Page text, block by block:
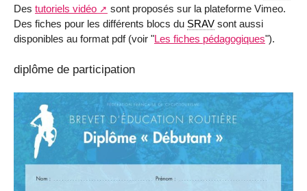
Des tutoriels vidéo
sont proposés sur la plateforme Vimeo.
Des fiches pour les différents blocs du SRAV sont aussi
disponibles au format pdf (voir "Les fiches pédagogiques").
diplôme de participation